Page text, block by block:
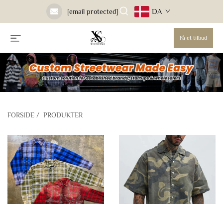
[email protected] DA
Få et tilbud
FORSIDE / PRODUKTER